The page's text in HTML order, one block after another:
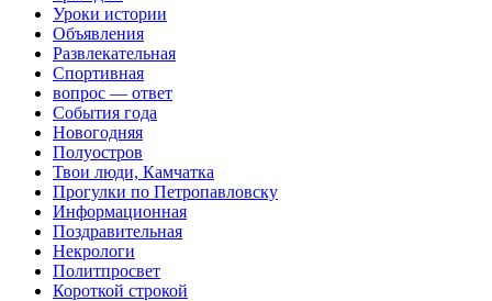
Уроки истории
Объявления
Развлекательная
Спортивная
вопрос — ответ
События года
Новогодняя
Полуостров
Твои люди, Камчатка
Прогулки по Петропавловску
Информационная
Поздравительная
Некрологи
Политпросвет
Короткой строкой